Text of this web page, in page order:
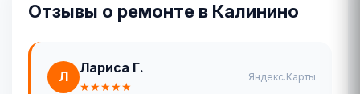
Отзывы о ремонте в Калинино
Л
Лариса Г.
★★★★★
Яндекс.Карты